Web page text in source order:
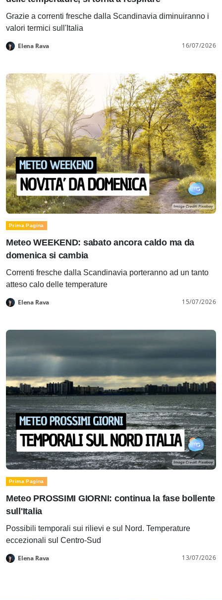
Grazie a correnti fresche dalla Scandinavia diminuiranno i
valori termici sull'Italia
Elena Rava 16/07/2026
Prima Pagina
Meteo WEEKEND: sabato ancora caldo ma da
domenica si cambia
Correnti fresche dalla Scandinavia porteranno ad un tanto
atteso calo delle temperature
Elena Rava 15/07/2026
Prima Pagina
Meteo PROSSIMI GIORNI: continua la fase bollente
sull'Italia
Possibili temporali sui rilievi e sul Nord. Temperature
eccezionali sul Centro-Sud
Elena Rava 13/07/2026